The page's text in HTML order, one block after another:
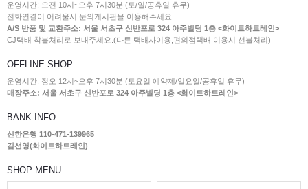
운영시간: 오전 10시~오후 7시30분 (토/일/공휴일 휴무)
전화연결이 어려울시 문의게시판을 이용해주세요.
A/S 반품 및 교환주소: 서울 서초구 신반포로 324 아주빌딩 1층 <화이트하트레인>
CJ택배 착불처리로 보내주세요.(다른 택배사이용,편의점택배 이용시 선불처리)
OFFLINE SHOP
운영시간: 정오 12시~오후 7시30분 (토요일 예약제/일요일/공휴일 휴무)
매장주소: 서울 서초구 신반포로 324 아주빌딩 1층 <화이트하트레인>
BANK INFO
신한은행 110-471-139965
김선영(화이트하트레인)
SHOP MENU